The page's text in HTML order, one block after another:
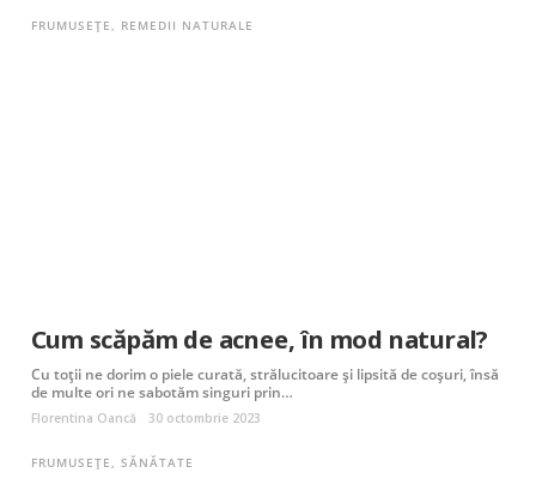
FRUMUSEȚE, REMEDII NATURALE
Cum scăpăm de acnee, în mod natural?
Cu toții ne dorim o piele curată, strălucitoare și lipsită de coșuri, însă
de multe ori ne sabotăm singuri prin…
Florentina Oancă 30 octombrie 2023
FRUMUSEȚE, SĂNĂTATE